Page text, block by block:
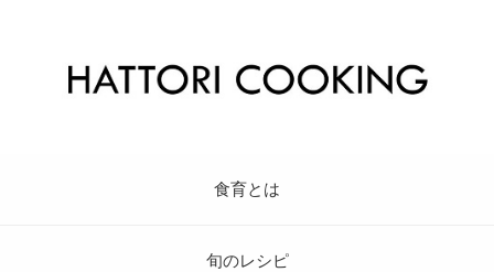
食育とは
旬のレシピ